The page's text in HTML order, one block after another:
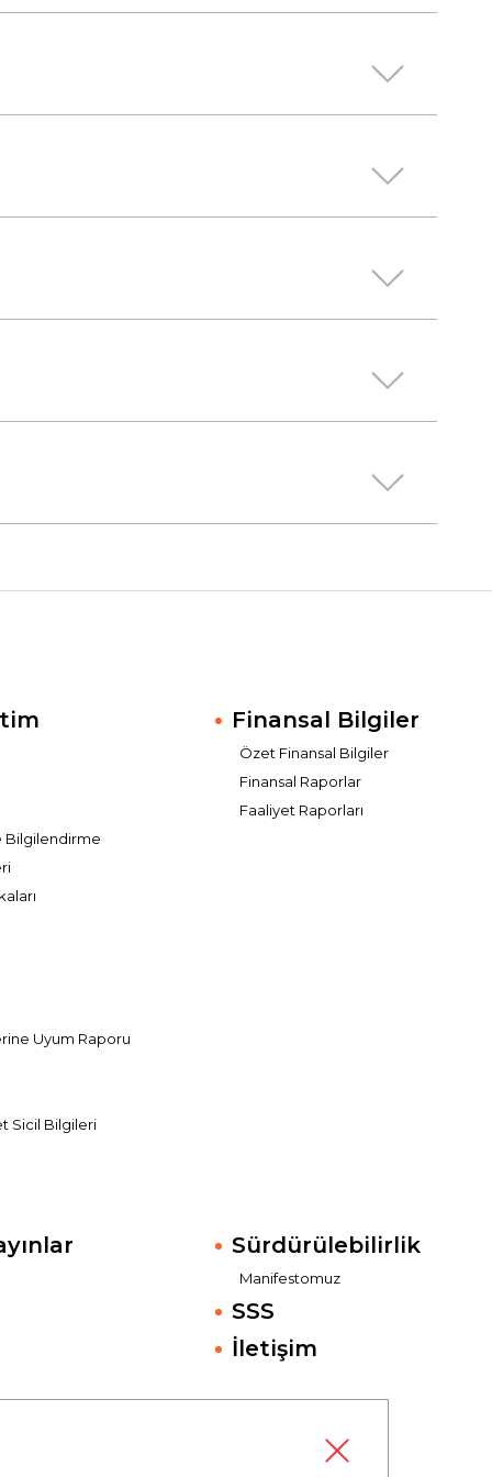
Bilgilendirme
Uyum Raporu
Sicil Bilgileri
Finansal Bilgiler
Özet Finansal Bilgiler
Finansal Raporlar
Faaliyet Raporları
Sürdürülebilirlik
Manifestomuz
SSS
İletişim